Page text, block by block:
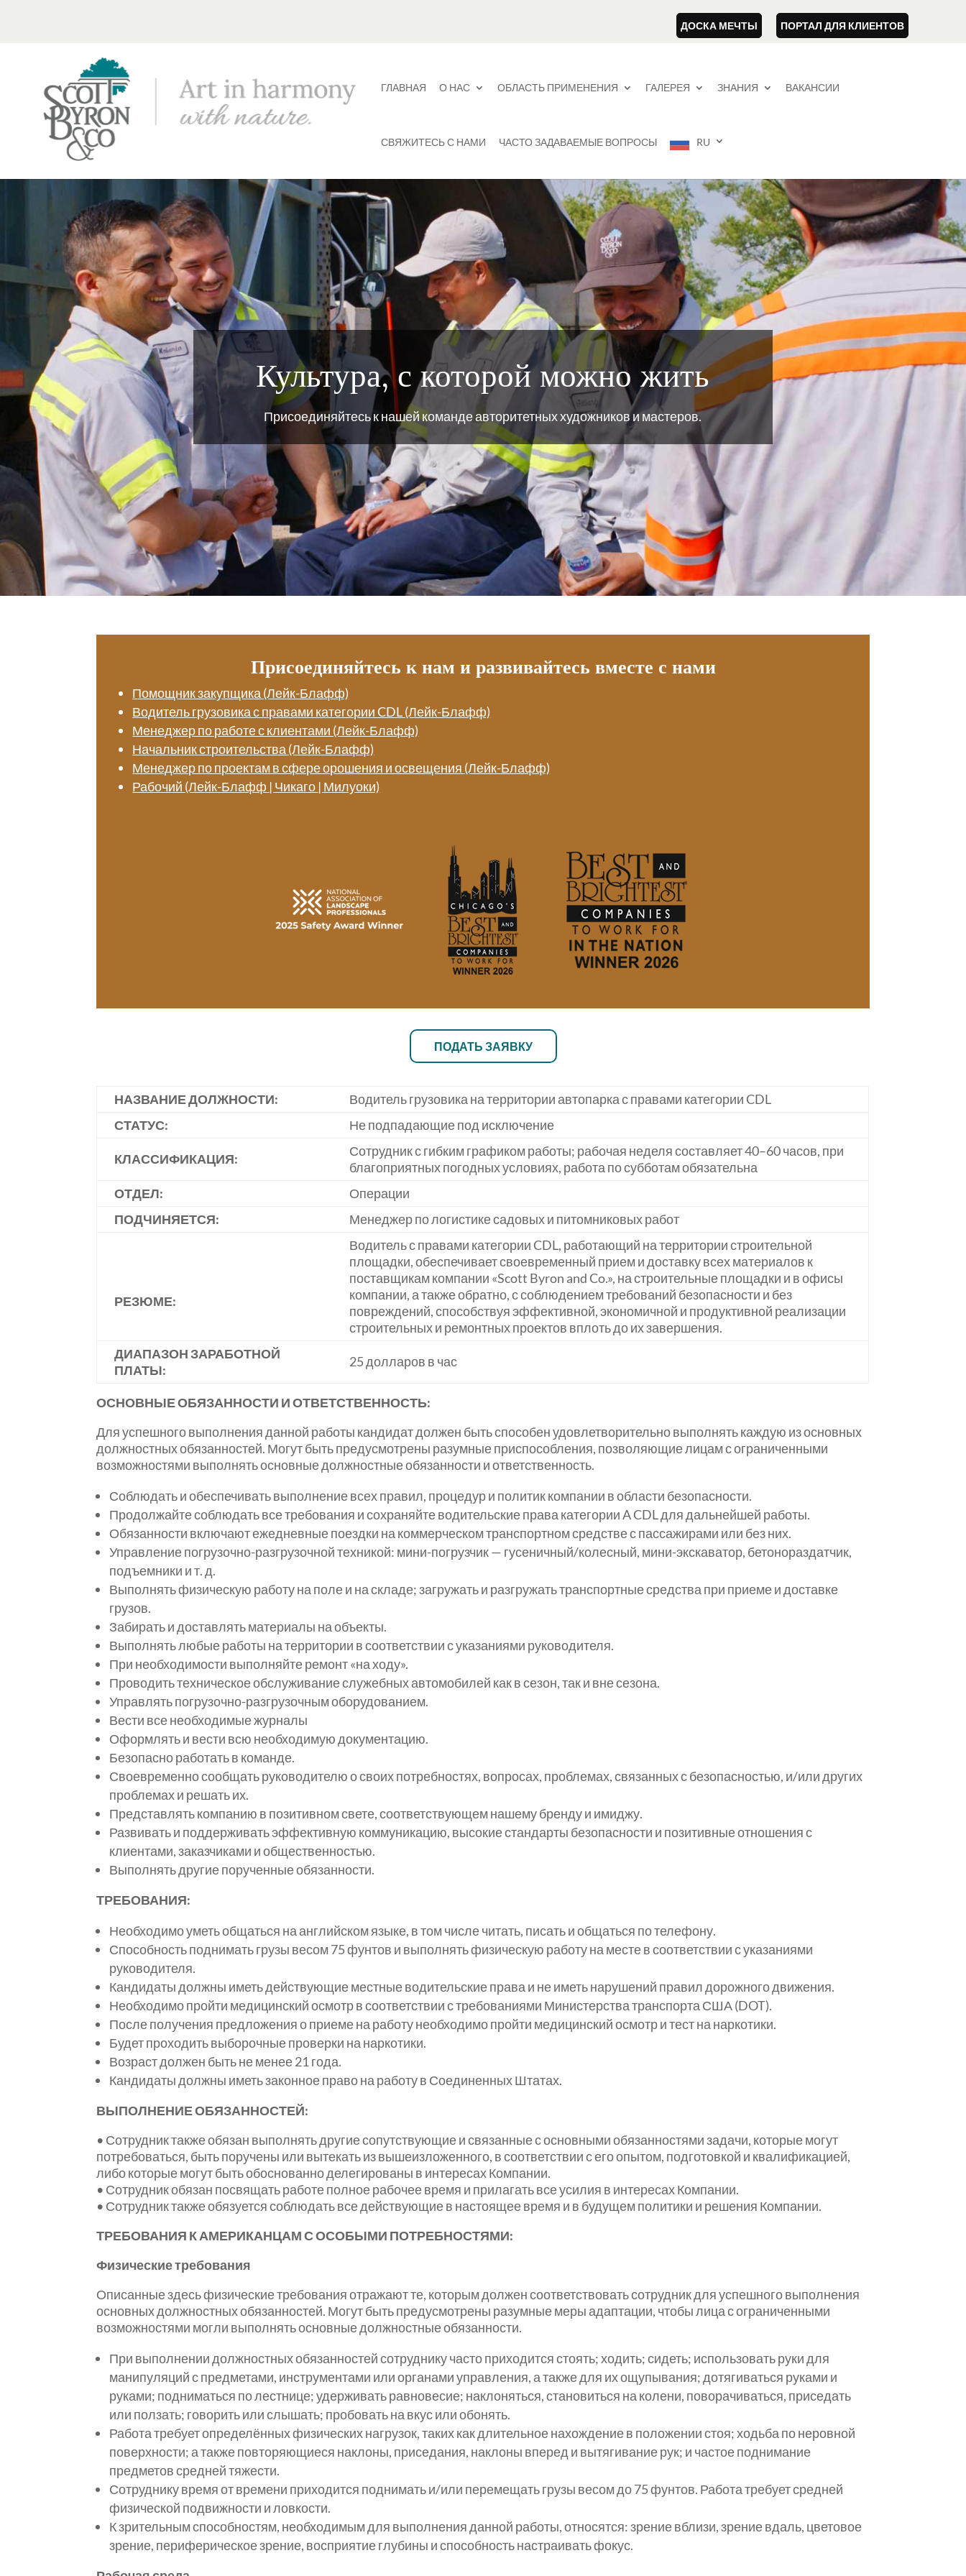
ДОСКА МЕЧТЫ ПОРТАЛ ДЛЯ КЛИЕНТОВ
ГЛАВНАЯ О НАС ОБЛАСТЬ ПРИМЕНЕНИЯ ГАЛЕРЕЯ ЗНАНИЯ ВАКАНСИИ
СВЯЖИТЕСЬ С НАМИ ЧАСТО ЗАДАВАЕМЫЕ ВОПРОСЫ RU
Культура, с которой можно жить
Присоединяйтесь к нашей команде авторитетных художников и мастеров.
Присоединяйтесь к нам и развивайтесь вместе с нами
Помощник закупщика (Лейк-Блафф)
Водитель грузовика с правами категории CDL (Лейк-Блафф)
Менеджер по работе с клиентами (Лейк-Блафф)
Начальник строительства (Лейк-Блафф)
Менеджер по проектам в сфере орошения и освещения (Лейк-Блафф)
Рабочий (Лейк-Блафф | Чикаго | Милуоки)
ПОДАТЬ ЗАЯВКУ
НАЗВАНИЕ ДОЛЖНОСТИ:
Водитель грузовика на территории автопарка с правами категории CDL
СТАТУС:
Не подпадающие под исключение
КЛАССИФИКАЦИЯ:
Сотрудник с гибким графиком работы; рабочая неделя составляет 40–60 часов, при
благоприятных погодных условиях, работа по субботам обязательна
ОТДЕЛ:
Операции
ПОДЧИНЯЕТСЯ:
Менеджер по логистике садовых и питомниковых работ
РЕЗЮМЕ:
Водитель с правами категории CDL, работающий на территории строительной
площадки, обеспечивает своевременный прием и доставку всех материалов к
поставщикам компании «Scott Byron and Co.», на строительные площадки и в офисы
компании, а также обратно, с соблюдением требований безопасности и без
повреждений, способствуя эффективной, экономичной и продуктивной реализации
строительных и ремонтных проектов вплоть до их завершения.
ДИАПАЗОН ЗАРАБОТНОЙ
ПЛАТЫ:
25 долларов в час
ОСНОВНЫЕ ОБЯЗАННОСТИ И ОТВЕТСТВЕННОСТЬ:
Для успешного выполнения данной работы кандидат должен быть способен удовлетворительно выполнять каждую из основных
должностных обязанностей. Могут быть предусмотрены разумные приспособления, позволяющие лицам с ограниченными
возможностями выполнять основные должностные обязанности и ответственность.
Соблюдать и обеспечивать выполнение всех правил, процедур и политик компании в области безопасности.
Продолжайте соблюдать все требования и сохраняйте водительские права категории A CDL для дальнейшей работы.
Обязанности включают ежедневные поездки на коммерческом транспортном средстве с пассажирами или без них.
Управление погрузочно-разгрузочной техникой: мини-погрузчик — гусеничный/колесный, мини-экскаватор, бетонораздатчик,
подъемники и т. д.
Выполнять физическую работу на поле и на складе; загружать и разгружать транспортные средства при приеме и доставке
грузов.
Забирать и доставлять материалы на объекты.
Выполнять любые работы на территории в соответствии с указаниями руководителя.
При необходимости выполняйте ремонт «на ходу».
Проводить техническое обслуживание служебных автомобилей как в сезон, так и вне сезона.
Управлять погрузочно-разгрузочным оборудованием.
Вести все необходимые журналы
Оформлять и вести всю необходимую документацию.
Безопасно работать в команде.
Своевременно сообщать руководителю о своих потребностях, вопросах, проблемах, связанных с безопасностью, и/или других
проблемах и решать их.
Представлять компанию в позитивном свете, соответствующем нашему бренду и имиджу.
Развивать и поддерживать эффективную коммуникацию, высокие стандарты безопасности и позитивные отношения с
клиентами, заказчиками и общественностью.
Выполнять другие порученные обязанности.
ТРЕБОВАНИЯ:
Необходимо уметь общаться на английском языке, в том числе читать, писать и общаться по телефону.
Способность поднимать грузы весом 75 фунтов и выполнять физическую работу на месте в соответствии с указаниями
руководителя.
Кандидаты должны иметь действующие местные водительские права и не иметь нарушений правил дорожного движения.
Необходимо пройти медицинский осмотр в соответствии с требованиями Министерства транспорта США (DOT).
После получения предложения о приеме на работу необходимо пройти медицинский осмотр и тест на наркотики.
Будет проходить выборочные проверки на наркотики.
Возраст должен быть не менее 21 года.
Кандидаты должны иметь законное право на работу в Соединенных Штатах.
ВЫПОЛНЕНИЕ ОБЯЗАННОСТЕЙ:
• Сотрудник также обязан выполнять другие сопутствующие и связанные с основными обязанностями задачи, которые могут
потребоваться, быть поручены или вытекать из вышеизложенного, в соответствии с его опытом, подготовкой и квалификацией,
либо которые могут быть обоснованно делегированы в интересах Компании.
• Сотрудник обязан посвящать работе полное рабочее время и прилагать все усилия в интересах Компании.
• Сотрудник также обязуется соблюдать все действующие в настоящее время и в будущем политики и решения Компании.
ТРЕБОВАНИЯ К АМЕРИКАНЦАМ С ОСОБЫМИ ПОТРЕБНОСТЯМИ:
Физические требования
Описанные здесь физические требования отражают те, которым должен соответствовать сотрудник для успешного выполнения
основных должностных обязанностей. Могут быть предусмотрены разумные меры адаптации, чтобы лица с ограниченными
возможностями могли выполнять основные должностные обязанности.
При выполнении должностных обязанностей сотруднику часто приходится стоять; ходить; сидеть; использовать руки для
манипуляций с предметами, инструментами или органами управления, а также для их ощупывания; дотягиваться руками и
руками; подниматься по лестнице; удерживать равновесие; наклоняться, становиться на колени, поворачиваться, приседать
или ползать; говорить или слышать; пробовать на вкус или обонять.
Работа требует определённых физических нагрузок, таких как длительное нахождение в положении стоя; ходьба по неровной
поверхности; а также повторяющиеся наклоны, приседания, наклоны вперед и вытягивание рук; и частое поднимание
предметов средней тяжести.
Сотруднику время от времени приходится поднимать и/или перемещать грузы весом до 75 фунтов. Работа требует средней
физической подвижности и ловкости.
К зрительным способностям, необходимым для выполнения данной работы, относятся: зрение вблизи, зрение вдаль, цветовое
зрение, периферическое зрение, восприятие глубины и способность настраивать фокус.